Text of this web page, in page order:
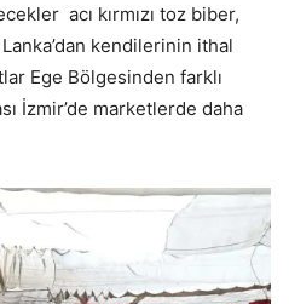
acı kırmızı toz biber,
kendilerinin ithal
Ege Bölgesinden farklı
İzmir’de marketlerde daha